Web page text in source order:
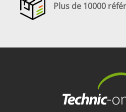
Plus de 10000